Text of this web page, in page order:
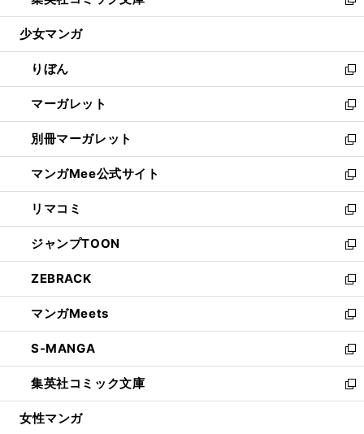
開
ウ
開
く
ン
ウ
で
開
く
ウ
ン
ド
ウ
で
開
く
し
ウ
ィ
ン
ド
ウ
で
開
く
少女マンガ
りぼん
新
し
い
ウ
ィ
ン
ド
ウ
で
開
く
マーガレット
新
し
い
ウ
ィ
ン
ド
ウ
で
開
く
別冊マーガレット
新
し
い
ウ
ィ
ン
ド
ウ
で
開
く
マンガMee公式サイト
新
し
い
ウ
ィ
ン
ド
ウ
で
開
く
リマコミ
新
し
い
ウ
ィ
ン
ド
ウ
で
開
く
ジャンプTOON
新
し
い
ウ
ィ
ン
ド
ウ
で
開
ZEBRACK
新
し
い
ウ
ィ
ン
ド
ウ
マンガMeets
新
し
い
ウ
ィ
ン
S-MANGA
新
し
い
ウ
集英社コミック文庫
新
し
女性マンガ